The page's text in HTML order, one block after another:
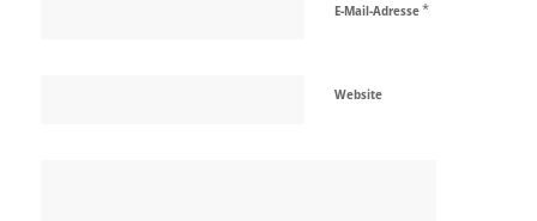
E-Mail-Adresse*
Website